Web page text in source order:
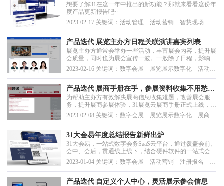
想要了解31在这一年中推出的新功能？那就来看看这份年
度产品更新报告吧~
2023-02-17 关键词：活动管理 活动营销 智慧现场 在
产品迭代|展览主办方日程关联演讲嘉宾列表
展览主办方通常会举办一些活动，丰富展会内容，提升展
会质量，同时也为展会宣传一波。一般除了日程，影响观
众报名活动意愿的还有发表主题演讲的嘉宾名单，观众会
更乐于参加那些，他们感兴趣或喜欢的嘉宾做演讲的活
动。所以本次31展览云迭代，将展览主办方日程与演讲嘉
宾列表相关联，方便观众快速获取主办活动中的演讲嘉
宾...
2023-02-16 关键词：数字会展 展览展示数字化 活动营
产品迭代|展商手册在手，参展资料收集不用愁
啦！
为帮助主办方有效解决展商信息收集难题，改善展会服
务，提升展商参展体验，31展览云展商手册正式上线，展
商手册如何“大显身手”，就让我们一探究竟吧！
2023-02-08 关键词：数字会展 展览展示数字化 展商管
31大会易年度总结报告新鲜出炉
31大会易，一站式数字会务SaaS云平台，通过覆盖会前、
会中、会后，贯通线上线下，结合硬件软件的一站式会议
科技产品与服务，实现智慧邀约、智慧日程、智慧通知、
智慧证件、智慧签到、智慧现场、智慧监控、智慧数据的
会议全流程智慧化管理。
2023-01-04 关键词：数字会展 活动营销 注册报名 参
产品迭代|自定义个人中心，灵活展示参会信息